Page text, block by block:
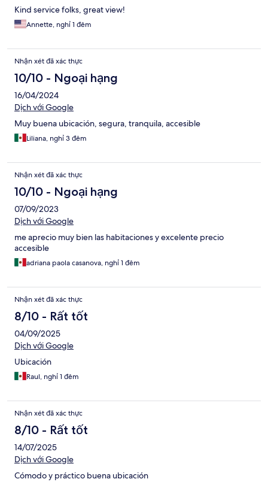
Kind service folks, great view!
Annette, nghỉ 1 đêm
Nhận xét đã xác thực
10/10 - Ngoại hạng
16/04/2024
Dịch với Google
Muy buena ubicación, segura, tranquila, accesible
Liliana, nghỉ 3 đêm
Nhận xét đã xác thực
10/10 - Ngoại hạng
07/09/2023
Dịch với Google
me aprecio muy bien las habitaciones y excelente precio
accesible
adriana paola casanova, nghỉ 1 đêm
Nhận xét đã xác thực
8/10 - Rất tốt
04/09/2025
Dịch với Google
Ubicación
Raul, nghỉ 1 đêm
Nhận xét đã xác thực
8/10 - Rất tốt
14/07/2025
Dịch với Google
Cómodo y práctico buena ubicación